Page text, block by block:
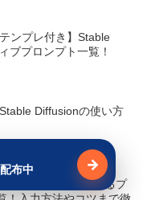
ンプレ付き】Stable
ブプロンプト一覧！
Diffusionの使い方
Diffusionで使えるプ
布中 無料で受け
→